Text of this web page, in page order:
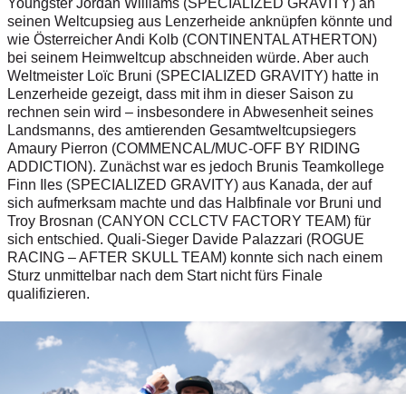
Youngster Jordan Williams (SPECIALIZED GRAVITY) an
seinen Weltcupsieg aus Lenzerheide anknüpfen könnte und
wie Österreicher Andi Kolb (CONTINENTAL ATHERTON)
bei seinem Heimweltcup abschneiden würde. Aber auch
Weltmeister Loïc Bruni (SPECIALIZED GRAVITY) hatte in
Lenzerheide gezeigt, dass mit ihm in dieser Saison zu
rechnen sein wird – insbesondere in Abwesenheit seines
Landsmanns, des amtierenden Gesamtweltcupsiegers
Amaury Pierron (COMMENCAL/MUC-OFF BY RIDING
ADDICTION). Zunächst war es jedoch Brunis Teamkollege
Finn Iles (SPECIALIZED GRAVITY) aus Kanada, der auf
sich aufmerksam machte und das Halbfinale vor Bruni und
Troy Brosnan (CANYON CCLCTV FACTORY TEAM) für
sich entschied. Quali-Sieger Davide Palazzari (ROGUE
RACING – AFTER SKULL TEAM) konnte sich nach einem
Sturz unmittelbar nach dem Start nicht fürs Finale
qualifizieren.